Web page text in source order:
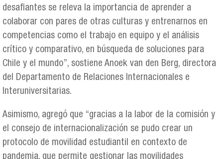
desafiantes se releva la importancia de aprender a
colaborar con pares de otras culturas y entrenarnos en
competencias como el trabajo en equipo y el análisis
crítico y comparativo, en búsqueda de soluciones para
Chile y el mundo”, sostiene Anoek van den Berg, directora
del Departamento de Relaciones Internacionales e
Interuniversitarias.
Asimismo, agregó que “gracias a la labor de la comisión y
el consejo de internacionalización se pudo crear un
protocolo de movilidad estudiantil en contexto de
pandemia, que permite gestionar las movilidades